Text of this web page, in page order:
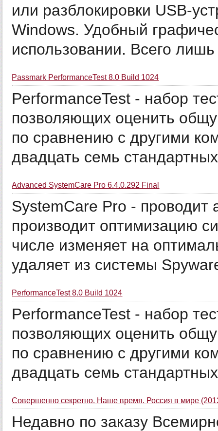
или разблокировки USB-
Windows. Удобный
использовании. Всего
Passmark PerformanceTest 8.0 Build 1024
PerformanceTest - набор
позволяющих оценить
по сравнению с другими
двадцать семь
Advanced SystemCare Pro 6.4.0.292 Final
SystemCare Pro - проводит
производит оптимизацию
числе изменяет на
удаляет из системы
PerformanceTest 8.0 Build 1024
PerformanceTest - набор
позволяющих оценить
по сравнению с другими
двадцать семь
Совершенно секретно. Наше время. Россия в мире
Недавно по заказу